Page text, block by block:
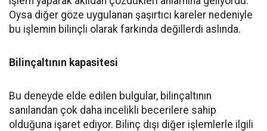
Oysa diğer göze uygulanan şaşırtıcı kareler nedeniyle
bu işlemin bilinçli olarak farkında değillerdi aslında.
Bilinçaltının kapasitesi
Bu deneyde elde edilen bulgular, bilinçaltının
sanılandan çok daha incelikli becerilere sahip
olduğuna işaret ediyor. Bilinç dışı diğer işlemlerle ilgili